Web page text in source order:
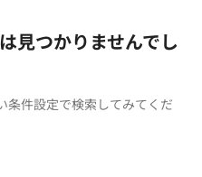
見つかりませんでし
条件設定で検索してみてくだ